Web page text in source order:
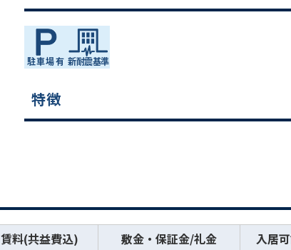
特徴
賃料(共益費込) 敷金・保証金/礼金 入居